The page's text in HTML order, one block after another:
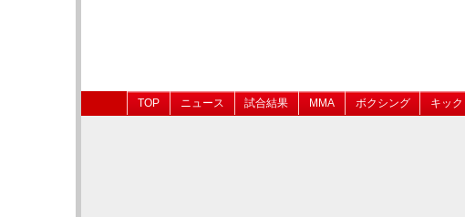
TOP ニュース 試合結果 MMA ボクシング キック